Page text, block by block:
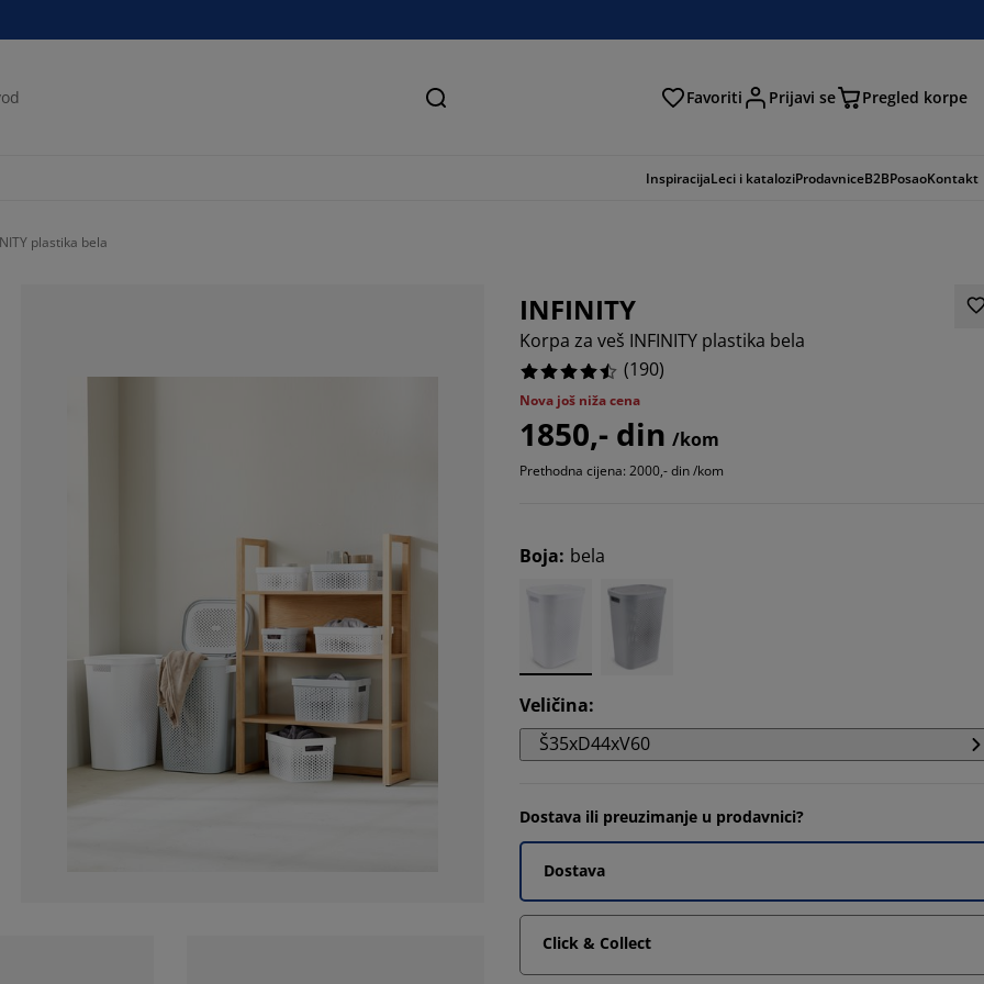
Pretraga Favoriti Prijavi se Pregled korpe
InspiracijaLeci i kataloziProdavniceB2BPosaoKontakt
plastika bela
INFINITY
Korpa za veš INFINITY plastika bela
(190)
Nova još niža cena
1850,- din /kom
Prethodna cijena: 2000,- din /kom
Boja: bela
Veličina:
Š35xD44xV60
Dostava ili preuzimanje u prodavnici?
Dostava
Click & Collect
76.84210526315789%
2.1052631578947367%
6.315789473684211%